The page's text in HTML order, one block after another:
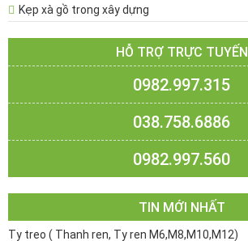
Kẹp xà gồ trong xây dựng
HỖ TRỢ TRỰC TUYẾN
0982.997.315
038.758.6886
0982.997.560
TIN MỚI NHẤT
Ty treo ( Thanh ren, Ty ren M6,M8,M10,M12)